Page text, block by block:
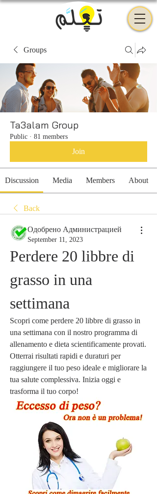
Groups
Ta3alam Group
Public · 81 members
Join
Discussion Media Members About
Back
Одобрено Администрацией
September 11, 2023
Perdere 20 libbre di
grasso in una
settimana
Scopri come perdere 20 libbre di grasso in
una settimana con il nostro programma di
allenamento e dieta scientificamente provati.
Otterrai risultati rapidi e duraturi per
raggiungere il tuo peso ideale e migliorare la
tua salute complessiva. Inizia oggi e
trasforma il tuo corpo!